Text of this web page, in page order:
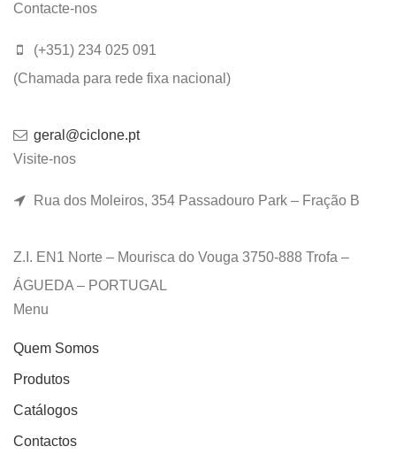
Contacte-nos
(+351) 234 025 091
(Chamada para rede fixa nacional)
geral@ciclone.pt
Visite-nos
Rua dos Moleiros, 354 Passadouro Park – Fração B
Z.I. EN1 Norte – Mourisca do Vouga 3750-888 Trofa –
ÁGUEDA – PORTUGAL
Menu
Quem Somos
Produtos
Catálogos
Contactos